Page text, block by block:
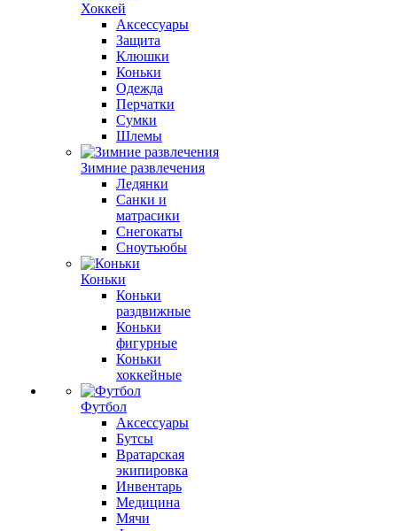
Хоккей
Аксессуары
Защита
Клюшки
Коньки
Одежда
Перчатки
Сумки
Шлемы
Зимние развлечения
Ледянки
Санки и
матрасики
Снегокаты
Сноутьюбы
Коньки
Коньки
раздвижные
Коньки
фигурные
Коньки
хоккейные
Футбол
Аксессуары
Бутсы
Вратарская
экипировка
Инвентарь
Медицина
Мячи